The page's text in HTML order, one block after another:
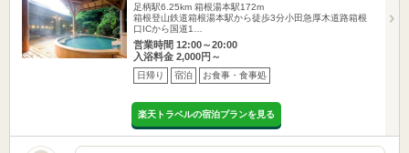
足柄駅6.25km 箱根湯本駅172m
箱根登山鉄道箱根湯本駅から徒歩3分小田急厚木道路箱根
口ICから国道1…
営業時間 12:00～20:00
入浴料金 2,000円～
日帰り 宿泊 お食事・食事処
楽天トラベルの宿泊プランを見る